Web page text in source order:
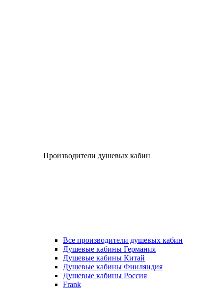
Производители душевых кабин
Все производители душевых кабин
Душевые кабины Германия
Душевые кабины Китай
Душевые кабины Финляндия
Душевые кабины Россия
Frank